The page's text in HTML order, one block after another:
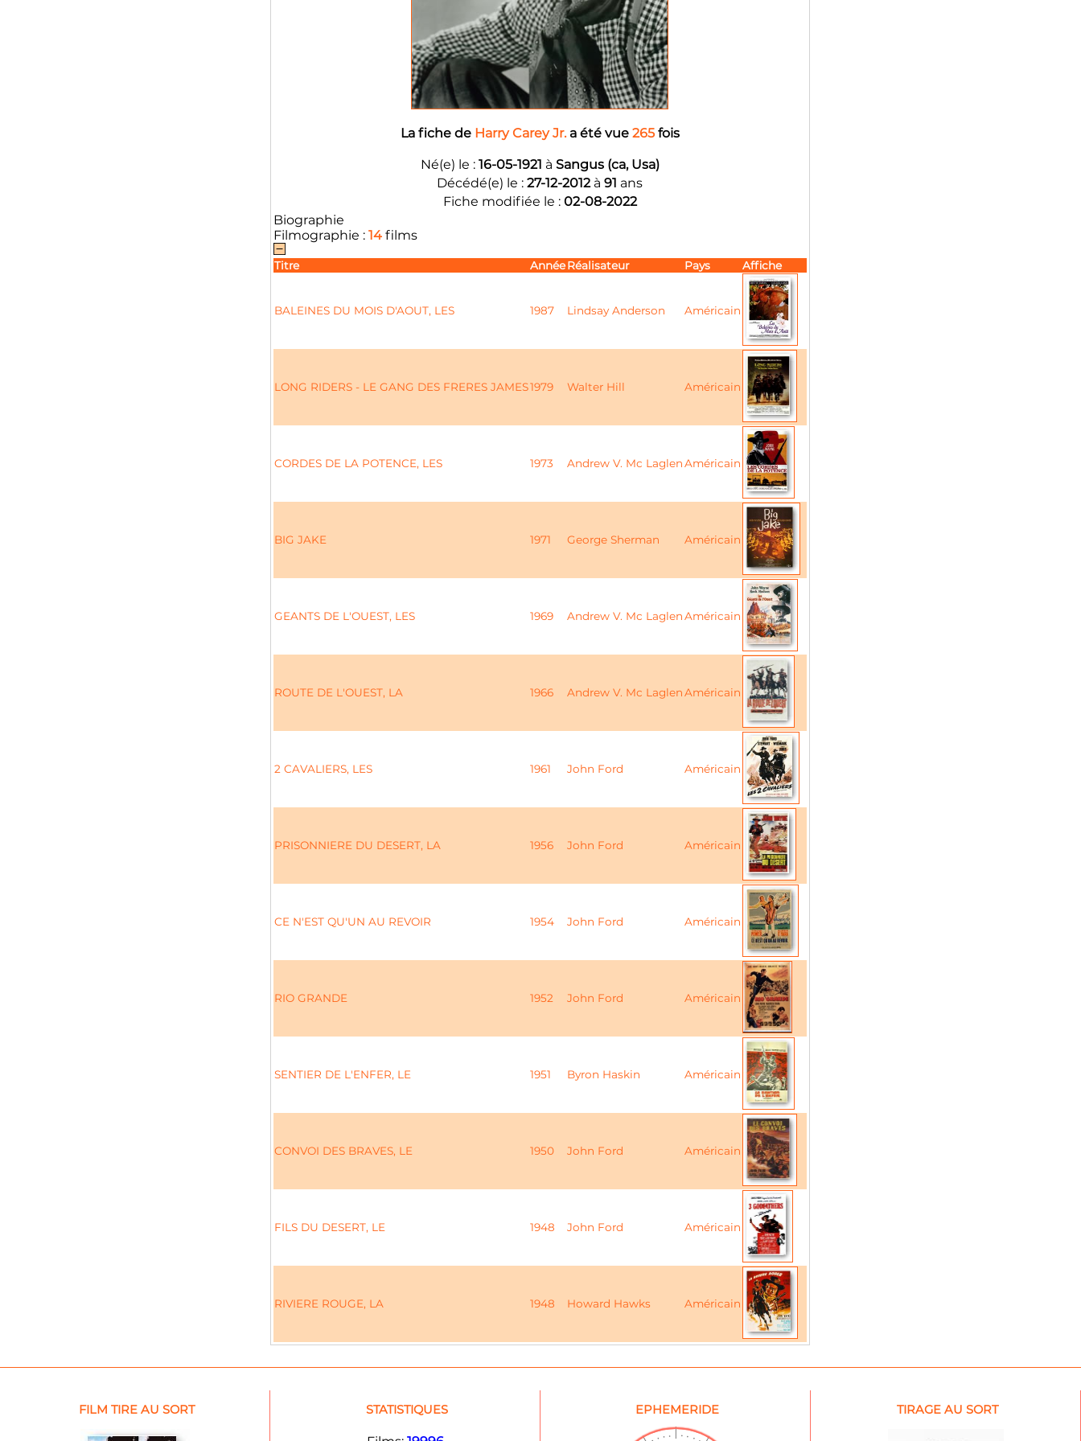
La fiche de Harry Carey Jr.a été vue 265fois
Né(e) le : 16-05-1921 à Sangus (ca, Usa)
Décédé(e) le : 27-12-2012à 91 ans
Fiche modifiée le : 02-08-2022
Biographie
Filmographie : 14 films
Titre Année Réalisateur Pays Affiche
BALEINES DU MOIS D'AOUT, LES 1987 Lindsay Anderson Américain
LONG RIDERS - LE GANG DES FRERES JAMES1979 Walter Hill Américain
CORDES DE LA POTENCE, LES 1973 Andrew V. Mc LaglenAméricain
BIG JAKE 1971 George Sherman Américain
GEANTS DE L'OUEST, LES 1969 Andrew V. Mc LaglenAméricain
ROUTE DE L'OUEST, LA 1966 Andrew V. Mc LaglenAméricain
2 CAVALIERS, LES 1961 John Ford Américain
PRISONNIERE DU DESERT, LA 1956 John Ford Américain
CE N'EST QU'UN AU REVOIR 1954 John Ford Américain
RIO GRANDE 1952 John Ford Américain
SENTIER DE L'ENFER, LE 1951 Byron Haskin Américain
CONVOI DES BRAVES, LE 1950 John Ford Américain
FILS DU DESERT, LE 1948 John Ford Américain
RIVIERE ROUGE, LA 1948 Howard Hawks Américain
FILM TIRE AU SORT STATISTIQUES EPHEMERIDE TIRAGE AU SORT